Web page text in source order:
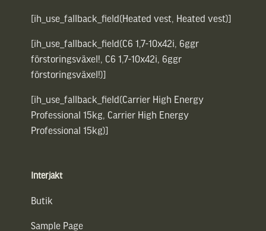
[ih_use_fallback_field(Heated vest, Heated vest)]
[ih_use_fallback_field(C6 1,7-10x42i, 6ggr
förstoringsväxel!, C6 1,7-10x42i, 6ggr
förstoringsväxel!)]
[ih_use_fallback_field(Carrier High Energy
Professional 15kg, Carrier High Energy
Professional 15kg)]
Interjakt
Butik
Sample Page